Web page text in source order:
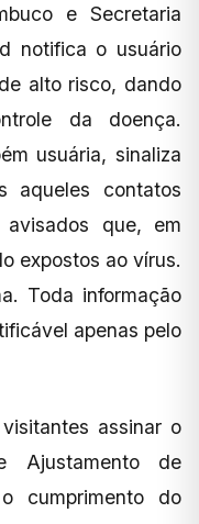
e Secretaria
notifica o usuário
alto risco, dando
da doença.
usuária, sinaliza
aqueles contatos
que, em
expostos ao vírus.
Toda informação
apenas pelo
assinar o
Ajustamento de
cumprimento do